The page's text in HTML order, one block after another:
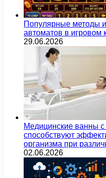
Популярные методы
автоматов в игровом
29.06.2026
Медицинские ванны
способствуют
организма при
02.06.2026